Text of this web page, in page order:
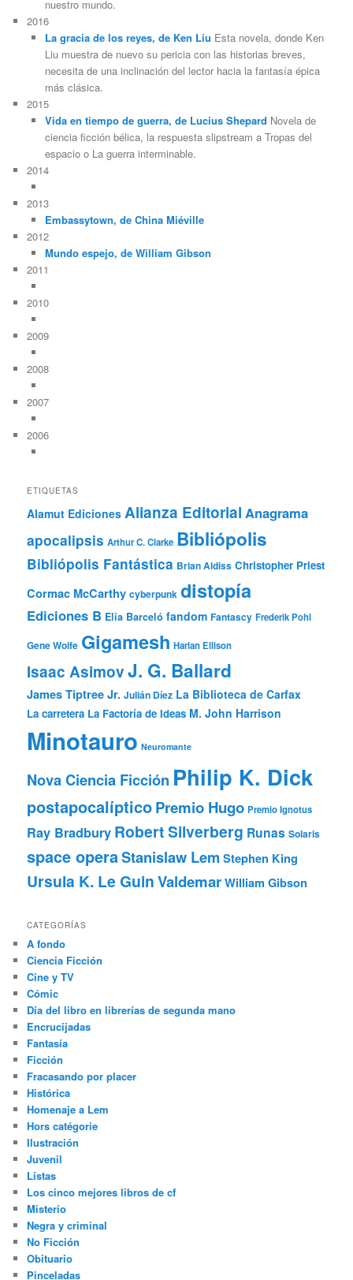
nuestro mundo.
2016
La gracia de los reyes, de Ken Liu Esta novela, donde Ken
Liu muestra de nuevo su pericia con las historias breves,
necesita de una inclinación del lector hacia la fantasía épica
más clásica.
2015
Vida en tiempo de guerra, de Lucius Shepard Novela de
ciencia ficción bélica, la respuesta slipstream a Tropas del
espacio o La guerra interminable.
2014
2013
Embassytown, de China Miéville
2012
Mundo espejo, de William Gibson
2011
2010
2009
2008
2007
2006
ETIQUETAS
Alamut Ediciones Alianza Editorial Anagrama
apocalipsis Arthur C. Clarke Bibliópolis
Bibliópolis Fantástica Brian Aldiss Christopher Priest
Cormac McCarthy cyberpunk distopía
Ediciones B Elia Barceló fandom Fantascy Frederik Pohl
Gene Wolfe Gigamesh Harlan Ellison
Isaac AsimovJ. G. Ballard
James Tiptree Jr. Julián Díez La Biblioteca de Carfax
La carretera La Factoría de Ideas M. John Harrison
Minotauro Neuromante
Nova Ciencia Ficción Philip K. Dick
postapocalípticoPremio Hugo Premio Ignotus
Ray Bradbury Robert Silverberg Runas Solaris
space operaStanislaw Lem Stephen King
Ursula K. Le GuinValdemarWilliam Gibson
CATEGORÍAS
A fondo
Ciencia Ficción
Cine y TV
Cómic
Día del libro en librerías de segunda mano
Encrucijadas
Fantasía
Ficción
Fracasando por placer
Histórica
Homenaje a Lem
Hors catégorie
Ilustración
Juvenil
Listas
Los cinco mejores libros de cf
Misterio
Negra y criminal
No Ficción
Obituario
Pinceladas